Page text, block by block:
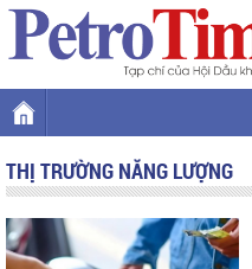
THỊ TRƯỜNG NĂNG LƯỢNG